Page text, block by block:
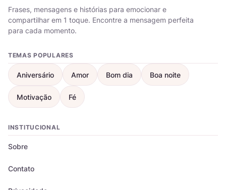
Frases, mensagens e histórias para emocionar e
compartilhar em 1 toque. Encontre a mensagem perfeita
para cada momento.
TEMAS POPULARES
Aniversário Amor Bom dia Boa noite
Motivação Fé
INSTITUCIONAL
Sobre
Contato